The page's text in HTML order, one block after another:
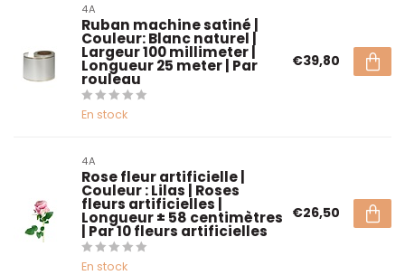
4A
Ruban machine satiné |
Couleur: Blanc naturel |
Largeur 100 millimeter |
Longueur 25 meter | Par
rouleau
En stock
€39,80
4A
Rose fleur artificielle |
Couleur : Lilas | Roses
fleurs artificielles |
Longueur ± 58 centimètres
| Par 10 fleurs artificielles
En stock
€26,50